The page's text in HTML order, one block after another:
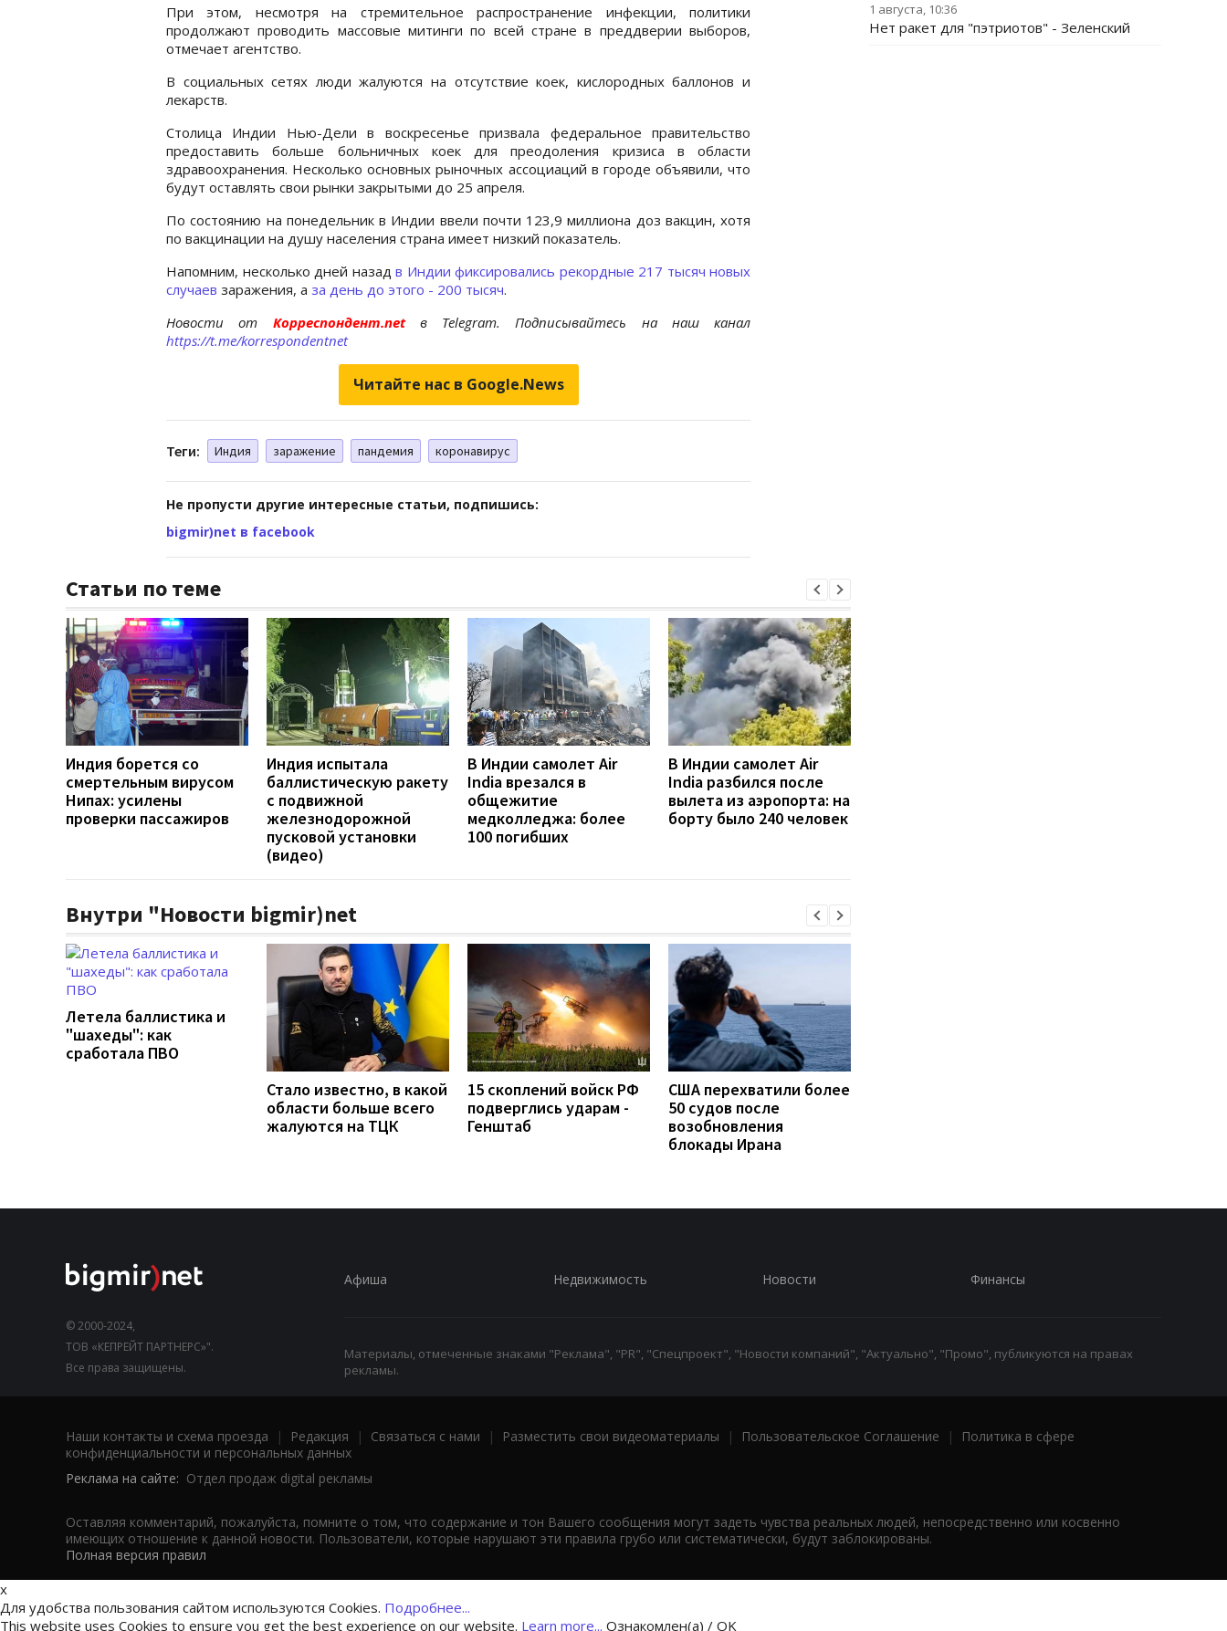
При этом, несмотря на стремительное распространение инфекции, политики
продолжают проводить массовые митинги по всей стране в преддверии выборов,
отмечает агентство.
В социальных сетях люди жалуются на отсутствие коек, кислородных баллонов и
лекарств.
Столица Индии Нью-Дели в воскресенье призвала федеральное правительство
предоставить больше больничных коек для преодоления кризиса в области
здравоохранения. Несколько основных рыночных ассоциаций в городе объявили, что
будут оставлять свои рынки закрытыми до 25 апреля.
По состоянию на понедельник в Индии ввели почти 123,9 миллиона доз вакцин, хотя
по вакцинации на душу населения страна имеет низкий показатель.
Напомним, несколько дней назад в Индии фиксировались рекордные 217 тысяч новых
случаев заражения, а за день до этого - 200 тысяч.
Новости от Корреспондент.net в Telegram. Подписывайтесь на наш канал
https://t.me/korrespondentnet
Читайте нас в Google.News
Теги: Индия заражение пандемия коронавирус
Не пропусти другие интересные статьи, подпишись:
bigmir)net в facebook
Статьи по теме
Индия борется со
смертельным вирусом
Нипах: усилены
проверки пассажиров
Индия испытала
баллистическую ракету
с подвижной
железнодорожной
пусковой установки
(видео)
В Индии самолет Air
India врезался в
общежитие
медколледжа: более
100 погибших
В Индии самолет Air
India разбился после
вылета из аэропорта: на
борту было 240 человек
Внутри "Новости bigmir)net
Летела баллистика и
"шахеды": как
сработала ПВО
Стало известно, в какой
области больше всего
жалуются на ТЦК
15 скоплений войск РФ
подверглись ударам -
Генштаб
США перехватили более
50 судов после
возобновления
блокады Ирана
1 августа, 10:36
Нет ракет для "пэтриотов" - Зеленский
© 2000-2024,
ТОВ «КЕПРЕЙТ ПАРТНЕРС»".
Все права защищены.
Афиша Недвижимость Новости Финансы
Материалы, отмеченные знаками "Реклама", "PR", "Спецпроект", "Новости компаний", "Актуально", "Промо", публикуются на правах
рекламы.
Наши контакты и схема проезда | Редакция | Связаться с нами | Разместить свои видеоматериалы | Пользовательское Соглашение |
Политика в сфере
конфиденциальности и персональных данных
Реклама на сайте: Отдел продаж digital рекламы
Оставляя комментарий, пожалуйста, помните о том, что содержание и тон Вашего сообщения могут задеть чувства реальных людей, непосредственно или косвенно
имеющих отношение к данной новости. Пользователи, которые нарушают эти правила грубо или систематически, будут заблокированы.
Полная версия правил
x
Для удобства пользования сайтом используются Cookies. Подробнее...
This website uses Cookies to ensure you get the best experience on our website. Learn more... Ознакомлен(а) / OK